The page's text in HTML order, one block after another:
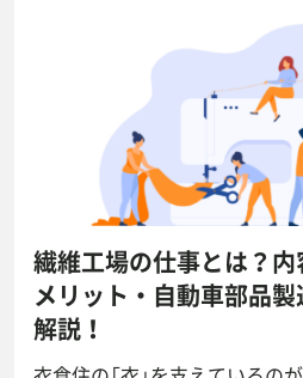
繊維工場の仕事とは？
メリット・自動車部品
解説！